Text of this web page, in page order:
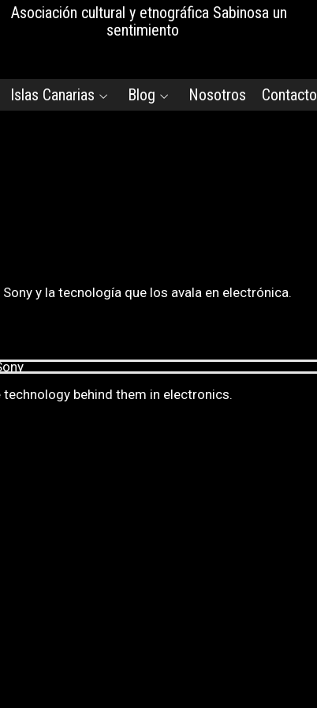
Islas Canarias Blog Nosotros Contacto
y la tecnología que los avala en electrónica.
behind them in electronics.